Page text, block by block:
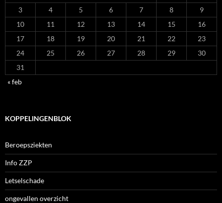
3
4 5 6 7 8
9
10
11 12 13 14 15
16
17
18 19 20 21 22
23
24
25 26 27 28 29
30
31
« feb
KOPPELINGENBLOK
Beroepsziekten
Info ZZP
Letselschade
ongevallen overzicht